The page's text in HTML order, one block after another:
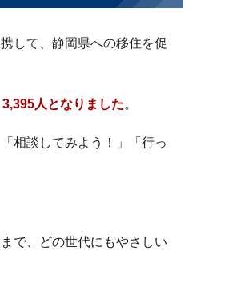
して、静岡県への移住を促
人となりました。
相談してみよう！」「行っ
で、どの世代にもやさしい